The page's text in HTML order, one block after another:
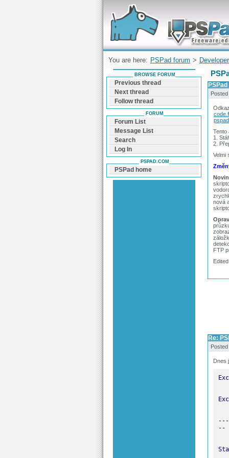
Forum can help you solve problems and
find a solution with PSPad for Microsoft
Windows
You are here: PSPad forum >
Tento
1.
2.
Velmi
nová
FTP
Re:
Dnes
BROWSE FORUM
Previous thread
Next thread
Follow thread
FORUM
Forum List
Message List
Search
Log In
PSPAD.COM
PSPad home